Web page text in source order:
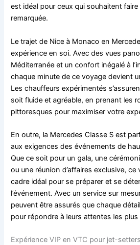
est idéal pour ceux qui souhaitent faire
remarquée.
Le trajet de Nice à Monaco en
expérience en soi. Avec des vues
Méditerranée et un confort inégalé à
chaque minute de ce voyage devient
Les chauffeurs expérimentés
soit fluide et agréable, en prenant les
pittoresques pour maximiser votre
En outre, la Mercedes Classe S est
aux exigences des événements de
Que ce soit pour un gala, une
ou une réunion d’affaires exclusive, ce
cadre idéal pour se préparer et se
l’événement. Avec un service sur
peuvent être assurés que chaque
pour répondre à leurs attentes les plus
Expérience VIP en VTC pour jet-